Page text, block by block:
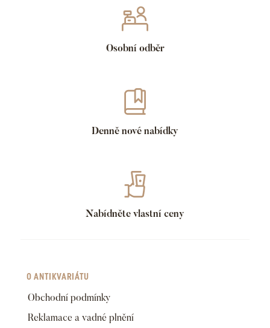
Osobní odběr
Denně nové nabídky
Nabídněte vlastní ceny
O ANTIKVARIÁTU
Obchodní podmínky
Reklamace a vadné plnění